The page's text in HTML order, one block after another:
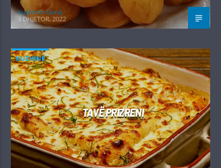
Kushtrim Guraj
3 DHJETOR, 2022
KUZHINË
TAVË PRIZRENI